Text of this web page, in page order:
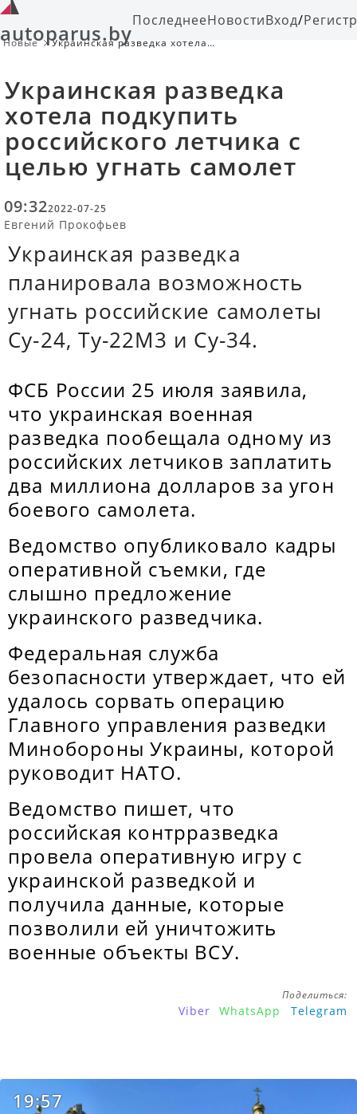
autoparus.byПоследнееНовостиВход/
Новые
Украинская разведка хотела
Украинская разведка
хотела подкупить
российского летчика с
целью угнать самолет
09:322022-07-25
Евгений Прокофьев
Украинская разведка
планировала возможность
угнать российские самолеты
Су-24, Ту-22М3 и Су-34.
ФСБ России 25 июля заявила,
что украинская военная
разведка пообещала одному из
российских летчиков заплатить
два миллиона долларов за угон
боевого самолета.
Ведомство опубликовало кадры
оперативной съемки, где
слышно предложение
украинского разведчика.
Федеральная служба
безопасности утверждает, что ей
удалось сорвать операцию
Главного управления разведки
Минобороны Украины, которой
руководит НАТО.
Ведомство пишет, что
российская контрразведка
провела оперативную игру с
украинской разведкой и
получила данные, которые
позволили ей уничтожить
военные объекты ВСУ.
Поделиться:
Viber WhatsApp Telegram
19:57